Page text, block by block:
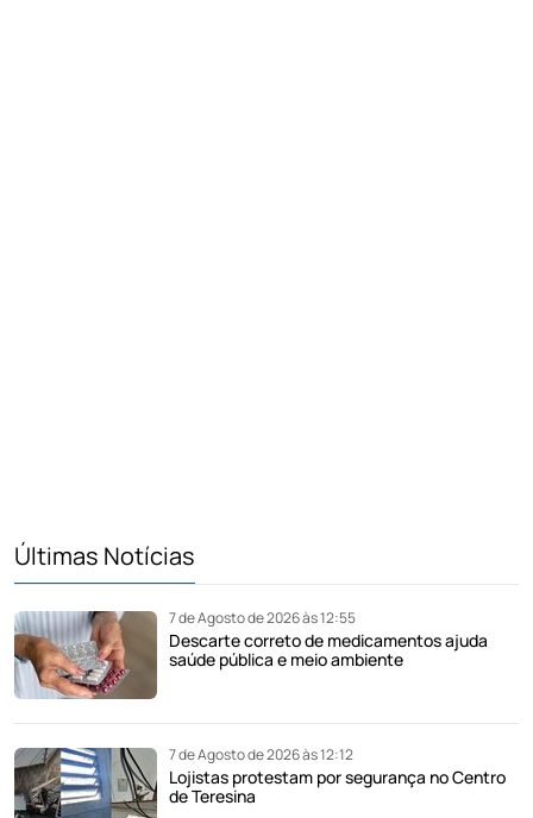
Últimas Notícias
7 de Agosto de 2026 às 12:55
Descarte correto de medicamentos ajuda
saúde pública e meio ambiente
7 de Agosto de 2026 às 12:12
Lojistas protestam por segurança no Centro
de Teresina